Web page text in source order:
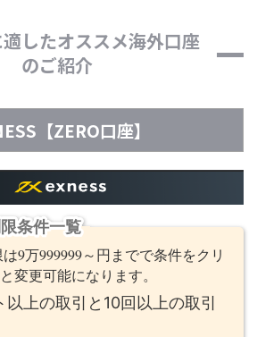
したオススメ海外口座
のご紹介
【ZERO口座】
条件一覧
9万999999～円までで条件をクリ
変更可能になります。
以上の取引と10回以上の取引